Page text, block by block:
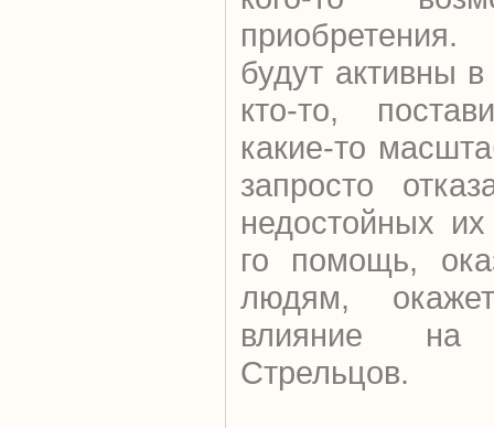
будут активны
кто-то,
какие-то
запросто
недостойных
го помощь,
людям,
влияние
Стрельцов.